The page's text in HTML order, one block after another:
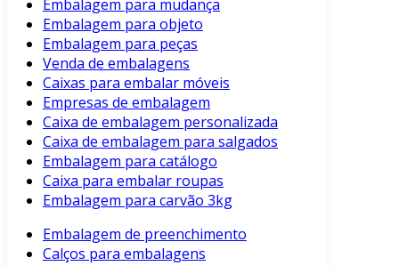
Embalagem para mudança
Embalagem para objeto
Embalagem para peças
Venda de embalagens
Caixas para embalar móveis
Empresas de embalagem
Caixa de embalagem personalizada
Caixa de embalagem para salgados
Embalagem para catálogo
Caixa para embalar roupas
Embalagem para carvão 3kg
Embalagem de preenchimento
Calços para embalagens